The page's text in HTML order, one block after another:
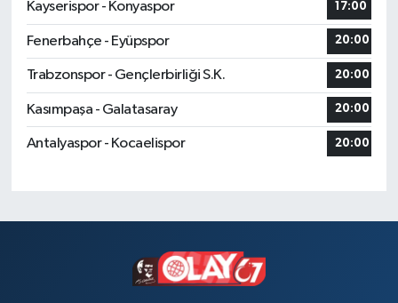
Kayserispor - Konyaspor
17:00
Fenerbahçe - Eyüpspor 20:00
Trabzonspor - Gençlerbirliği S.K. 20:00
Kasımpaşa - Galatasaray 20:00
Antalyaspor - Kocaelispor 20:00